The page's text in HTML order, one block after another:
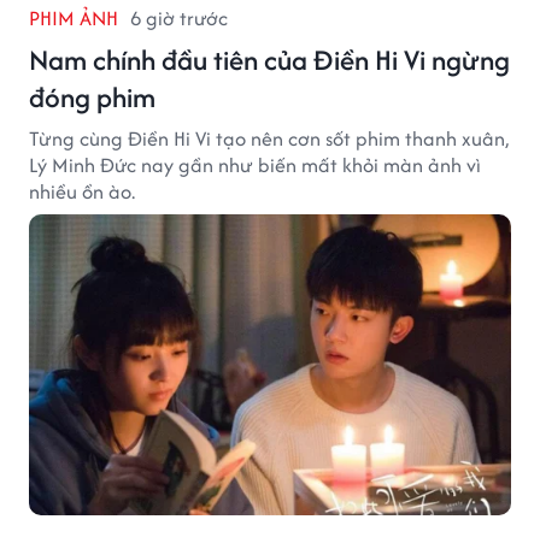
PHIM ẢNH 6 giờ trước
Nam chính đầu tiên của Điền Hi Vi ngừng
đóng phim
Từng cùng Điền Hi Vi tạo nên cơn sốt phim thanh xuân,
Lý Minh Đức nay gần như biến mất khỏi màn ảnh vì
nhiều ồn ào.